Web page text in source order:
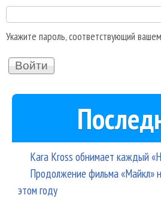
Укажите пароль, соответствующий
Kara Kross обнимает каждый
Продолжение фильма «Майкл»
этом году